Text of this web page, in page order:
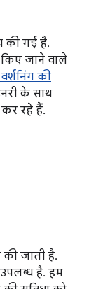
की गई है.
जाने वाले
की
के साथ
रहे हैं.
जाती है.
है. हम